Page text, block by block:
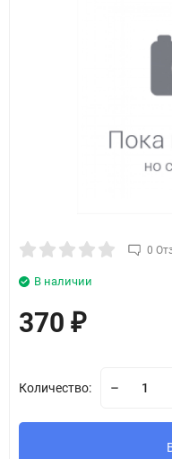
0
В наличии
370 ₽
Количество: